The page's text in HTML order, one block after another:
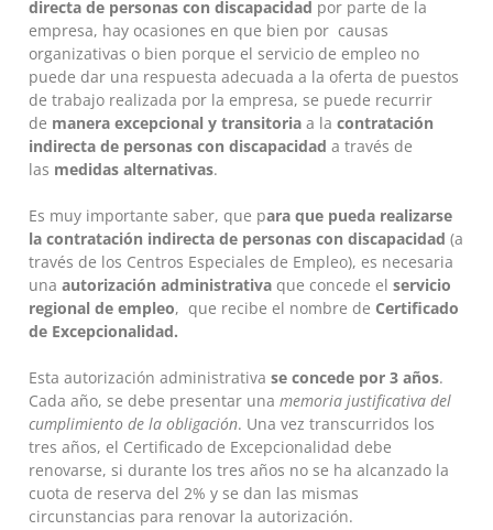
directa de personas con discapacidad por parte de la
empresa, hay ocasiones en que bien por causas
organizativas o bien porque el servicio de empleo no
puede dar una respuesta adecuada a la oferta de puestos
de trabajo realizada por la empresa, se puede recurrir
de manera excepcional y transitoriaa la contratación
indirecta de personas con discapacidad a través de
las medidas alternativas.
Es muy importante saber, que para que pueda realizarse
la contratación indirecta de personas con discapacidad (a
través de los Centros Especiales de Empleo), es necesaria
una autorización administrativaque concede el servicio
regional de empleo, que recibe el nombre de Certificado
de Excepcionalidad.
Esta autorización administrativa se concede por 3 años.
Cada año, se debe presentar una memoria justificativa del
cumplimiento de la obligación. Una vez transcurridos los
tres años, el Certificado de Excepcionalidad debe
renovarse, si durante los tres años no se ha alcanzado la
cuota de reserva del 2% y se dan las mismas
circunstancias para renovar la autorización.